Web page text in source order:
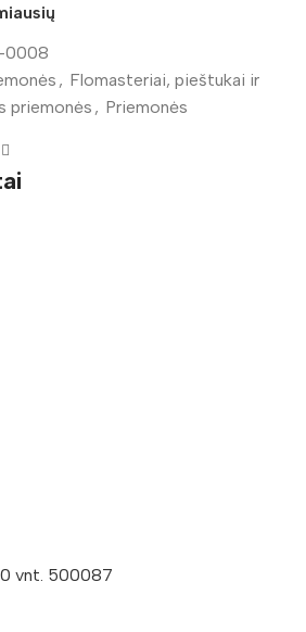
0008
, Flomasteriai, pieštukai ir
priemonės , Priemonės
vnt. 500087